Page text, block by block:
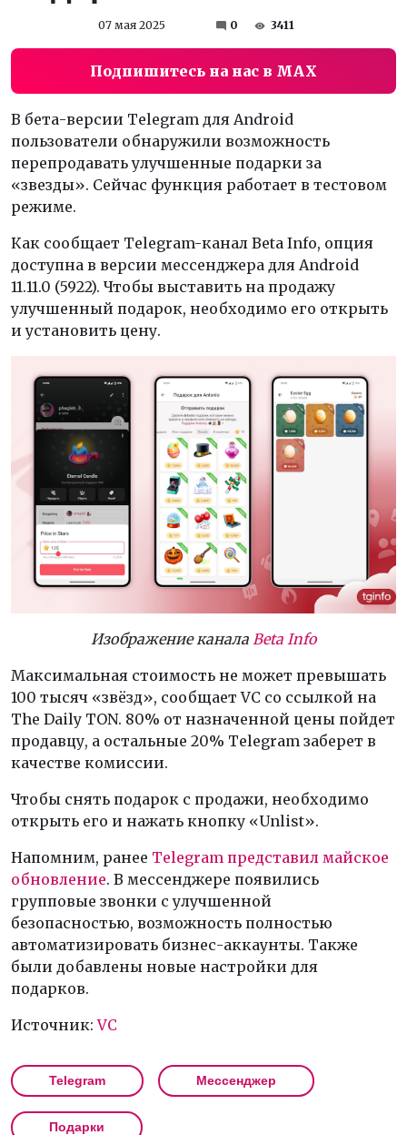
07 мая 2025 0 3411
Подпишитесь на нас в MAX
В бета-версии Telegram для Android
пользователи обнаружили возможность
перепродавать улучшенные подарки за
«звезды». Сейчас функция работает в тестовом
режиме.
Как сообщает Telegram-канал Beta Info, опция
доступна в версии мессенджера для Android
11.11.0 (5922). Чтобы выставить на продажу
улучшенный подарок, необходимо его открыть
и установить цену.
Изображение канала Beta Info
Максимальная стоимость не может превышать
100 тысяч «звёзд», сообщает VC со ссылкой на
The Daily TON. 80% от назначенной цены пойдет
продавцу, а остальные 20% Telegram заберет в
качестве комиссии.
Чтобы снять подарок с продажи, необходимо
открыть его и нажать кнопку «Unlist».
Напомним, ранее Telegram представил майское
обновление. В мессенджере появились
групповые звонки с улучшенной
безопасностью, возможность полностью
автоматизировать бизнес-аккаунты. Также
были добавлены новые настройки для
подарков.
Источник:VC
Telegram Мессенджер
Подарки